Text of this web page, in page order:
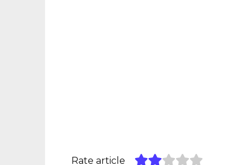
Rate article